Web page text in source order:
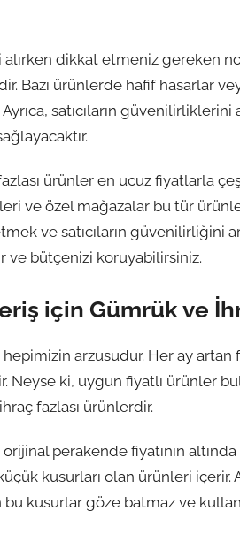
dikkat etmeniz gereken
Bazı ürünlerde hafif hasarlar
satıcıların
ürünler en ucuz fiyatlarla
ve özel mağazalar bu tür
ve satıcıların güvenilirliğini
bütçenizi koruyabilirsiniz.
için Gümrük ve
arzusudur. Her ay artan
Neyse ki, uygun fiyatlı ürünler
fazlası ürünlerdir.
perakende fiyatının
kusurları olan ürünleri
kusurlar göze batmaz ve